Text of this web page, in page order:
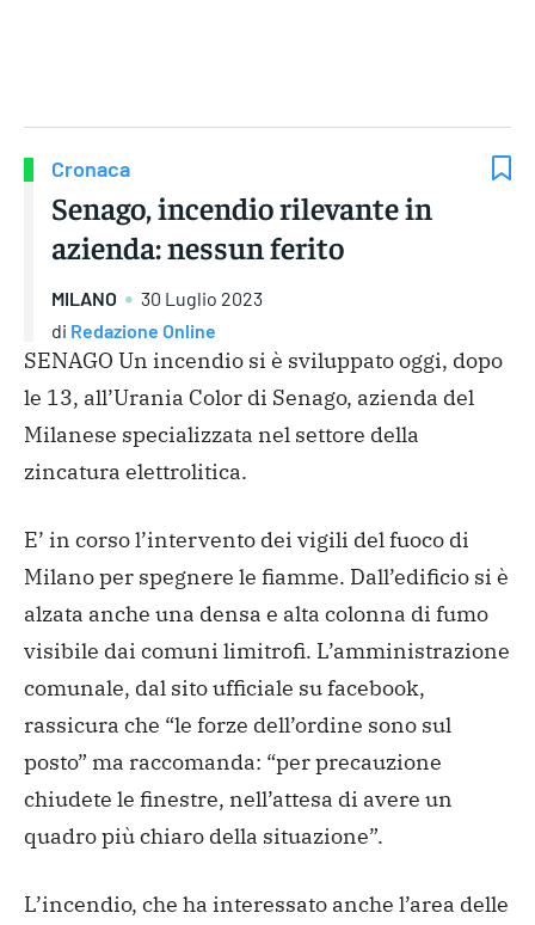
Cronaca
Senago, incendio rilevante in
azienda: nessun ferito
MILANO
30 Luglio 2023
di Redazione Online
SENAGO Un incendio si è sviluppato oggi, dopo
le 13, all’Urania Color di Senago, azienda del
Milanese specializzata nel settore della
zincatura elettrolitica.
E’ in corso l’intervento dei vigili del fuoco di
Milano per spegnere le fiamme. Dall’edificio si è
alzata anche una densa e alta colonna di fumo
visibile dai comuni limitrofi. L’amministrazione
comunale, dal sito ufficiale su facebook,
rassicura che “le forze dell’ordine sono sul
posto” ma raccomanda: “per precauzione
chiudete le finestre, nell’attesa di avere un
quadro più chiaro della situazione”.
L’incendio, che ha interessato anche l’area delle